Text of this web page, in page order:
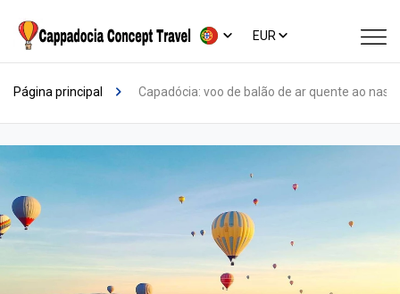
EUR
Página principal Capadócia: voo de balão de ar quente ao